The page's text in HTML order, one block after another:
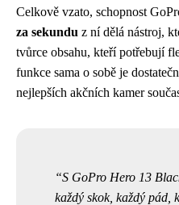
Celkově vzato, schopnost
za sekundu z ní dělá nástroj,
tvůrce obsahu, kteří potřebují
funkce sama o sobě je
nejlepších akčních kamer
S GoPro Hero 13
každý skok, každý pád,